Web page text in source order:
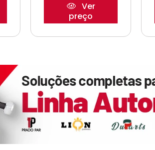
Ver
preço